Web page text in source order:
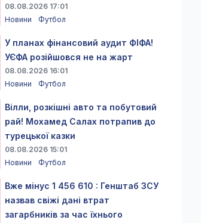
08.08.2026 17:01
Новини
Футбол
У планах фінансовий аудит ФІФА!
УЄФА розійшовся не на жарт
08.08.2026 16:01
Новини
Футбол
Вілли, розкішні авто та побутовий
рай! Мохамед Салах потрапив до
турецької казки
08.08.2026 15:01
Новини
Футбол
Вже мінус 1 456 610 : Генштаб ЗСУ
назвав свіжі дані втрат
загарбників за час їхнього